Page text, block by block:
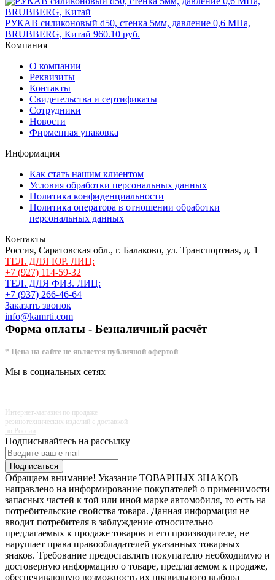
РУКАВ силиконовый d50, стенка 5мм, давление 0,6 МПа,
BRUBBERG, Китай 960.10 руб.
Компания
О компании
Реквизиты
Контакты
Свидетельства и сертификаты
Сотрудники
Новости
Фирменная упаковка
Информация
Как стать нашим клиентом
Условия обработки персональных данных
Политика конфиденциальности
Политика оператора в отношении обработки
персональных данных
Контакты
Россия, Саратовская обл., г. Балаково, ул. Транспортная, д. 1
ТЕЛ. ДЛЯ ЮР. ЛИЦ:
+7 (927) 114-59-32
ТЕЛ. ДЛЯ ФИЗ. ЛИЦ:
+7 (937) 266-46-64
Заказать звонок
info@kamrti.com
Форма оплаты - Безналичный расчёт
* Цена на сайте не является публичной офертой
Мы в социальных сетях
Интернет-магазин по продаже
резинотехнических изделий с доставкой
по России
Подписывайтесь на рассылку
Подписаться
Обращаем внимание! Указание ТОВАРНЫХ ЗНАКОВ
направлено на информирование покупателей о применимости
запасных частей к той или иной марке автомобиля, то есть на
потребительские свойства товара. Данная информация не
вводит потребителя в заблуждение относительно
предлагаемых к продаже товаров и его производителе, не
нарушает права правообладателей указанных товарных
знаков. Требование предоставлять покупателю необходимую и
достоверную информацию о товаре, предлагаемом к продаже,
обеспечивающую возможность их правильного выбора